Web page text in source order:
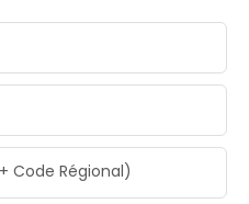
Code Régional)